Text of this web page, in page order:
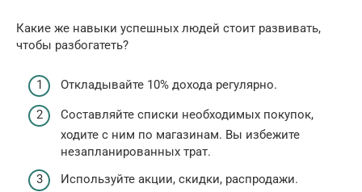
Какие же навыки успешных людей стоит развивать,
чтобы разбогатеть?
Откладывайте 10% дохода регулярно.
Составляйте списки необходимых покупок,
ходите с ним по магазинам. Вы избежите
незапланированных трат.
Используйте акции, скидки, распродажи.